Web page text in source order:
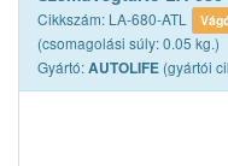
Cikkszám: LA-680-ATL
(csomagolási súly: 0.05 kg.)
Gyártó:AUTOLIFE (gyártói